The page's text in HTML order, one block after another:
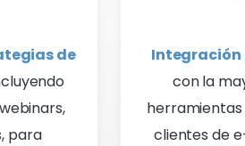
de
para
con la
herramientas
clientes de